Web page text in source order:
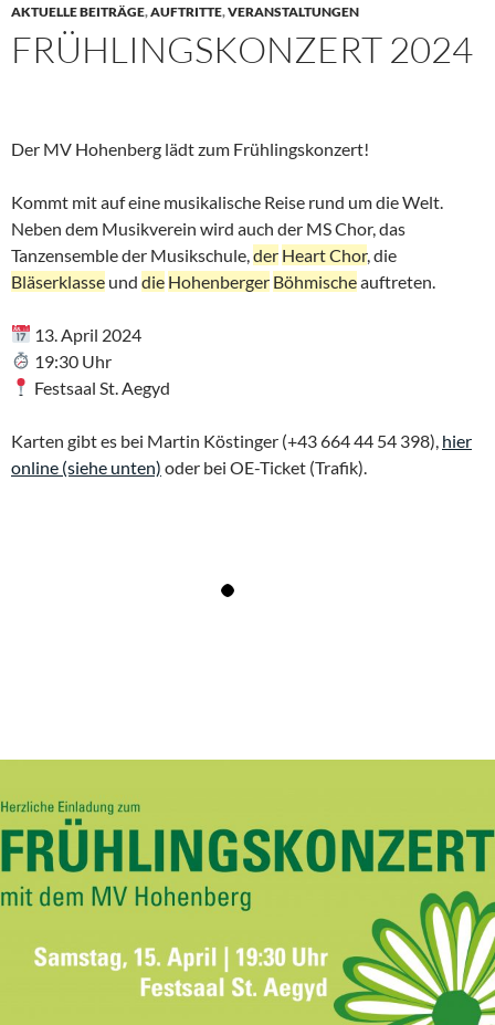
AKTUELLE BEITRÄGE,AUFTRITTE,VERANSTALTUNGEN
FRÜHLINGSKONZERT 2024
Der MV Hohenberg lädt zum Frühlingskonzert!
Kommt mit auf eine musikalische Reise rund um die Welt.
Neben dem Musikverein wird auch der MS Chor, das
Tanzensemble der Musikschule, der Heart Chor, die
Bläserklasse und die Hohenberger Böhmischeauftreten.
13. April 2024
19:30 Uhr
Festsaal St. Aegyd
Karten gibt es bei Martin Köstinger (+43 664 44 54 398), hier
online (siehe unten) oder bei OE-Ticket (Trafik).